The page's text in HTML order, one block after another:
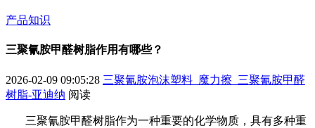
产品知识
三聚氰胺甲醛树脂作用有哪些？
2026-02-09 09:05:28 三聚氰胺泡沫塑料_魔力擦_三聚氰胺甲醛
树脂-亚迪纳 阅读
三聚氰胺甲醛树脂作为一种重要的化学物质，具有多种重